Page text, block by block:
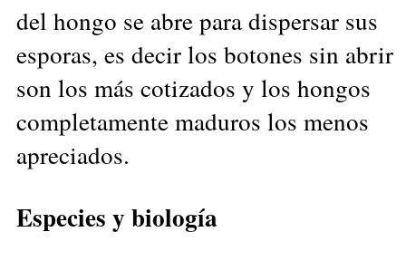
del hongo se abre para dispersar sus
esporas, es decir los botones sin abrir
son los más cotizados y los hongos
completamente maduros los menos
apreciados.
Especies y biología